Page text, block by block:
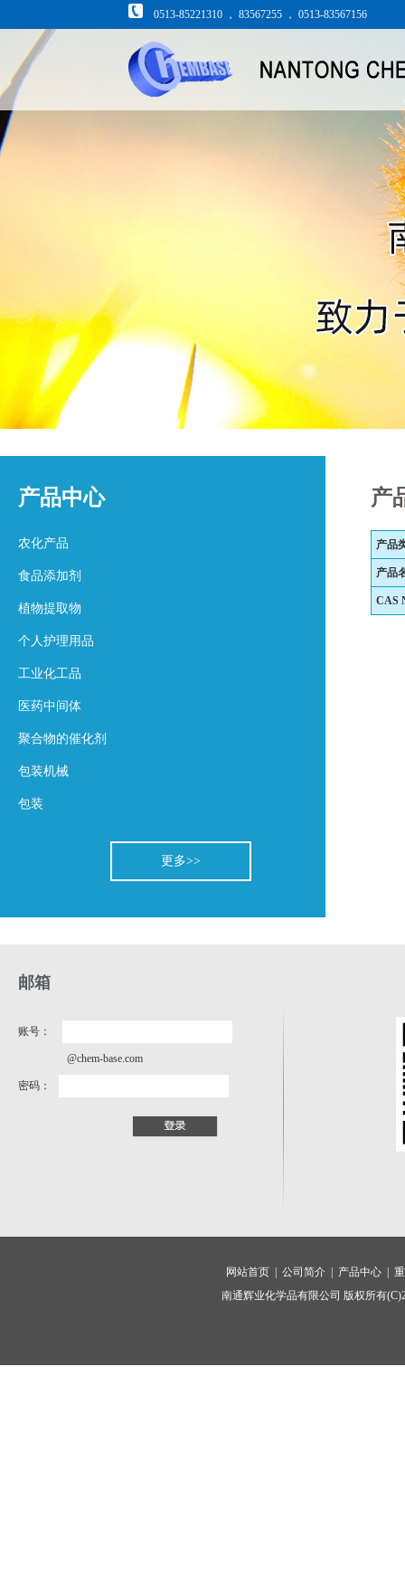
0513-85221310 ， 83567255 ， 0513-83567156
产品中心
农化产品
食品添加剂
植物提取物
个人护理用品
工业化工品
医药中间体
聚合物的催化剂
包装机械
包装
更多>>
产
产品
产品
CAS
邮箱
账号：
@chem-base.com
密码：
网站首页 | 公司简介 | 产品中心 |
南通辉业化学品有限公司 版权所有